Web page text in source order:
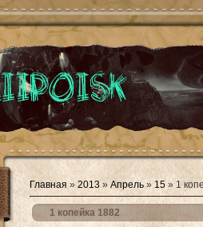
Главная » 2013 » Апрель » 15 » 1
1 копейка 1882